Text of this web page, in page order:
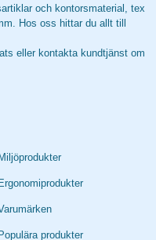
och kontorsmaterial, tex
Hos oss hittar du allt till
eller kontakta kundtjänst om
Miljöprodukter
Ergonomiprodukter
Populära produkter